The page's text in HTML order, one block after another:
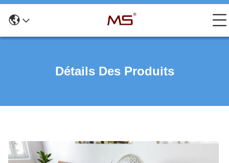
Détails Des Produits